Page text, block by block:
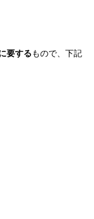
要する もので、下記